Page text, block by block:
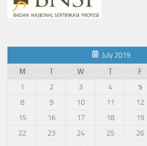
July 2019
M
T W T F
1
2 3 4 5
8
9 10 11 12
15
16 17 18 19
22
23 24 25 26